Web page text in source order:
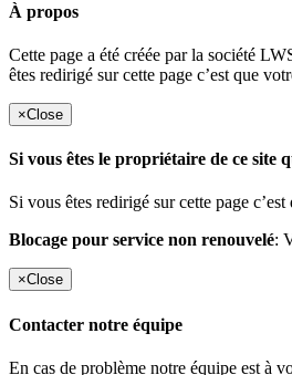
À propos
Cette page a été créée par la société
êtes redirigé sur cette page c’est que
×Close
Si vous êtes le propriétaire de ce site
Si vous êtes redirigé sur cette page
Blocage pour service non renouvelé:
×Close
Contacter notre équipe
En cas de problème notre équipe est à